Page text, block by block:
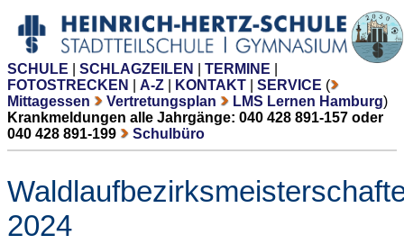
SCHULE SCHLAGZEILEN TERMINE
FOTOSTRECKEN
A-Z KONTAKT SERVICE (
Mittagessen
Vertretungsplan LMS Lernen Hamburg)
Krankmeldungen alle Jahrgänge: 040 428 891-157 oder
040 428 891-199
Schulbüro
2024